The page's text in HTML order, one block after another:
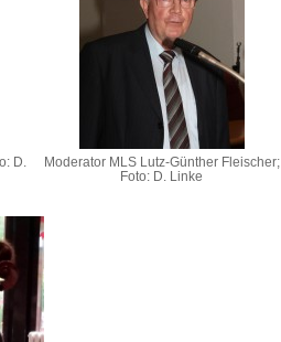
D.
Moderator MLS Lutz-Günther Fleischer;
Foto: D. Linke